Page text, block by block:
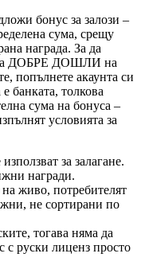
бонус за залози –
сума, срещу
награда. За да
ДОБРЕ ДОШЛИ на
попълнете акаунта си
банката, толкова
сума на бонуса –
условията за
за залагане.
награди.
живо, потребителят
не сортирани по
тогава няма да
с руски лиценз просто